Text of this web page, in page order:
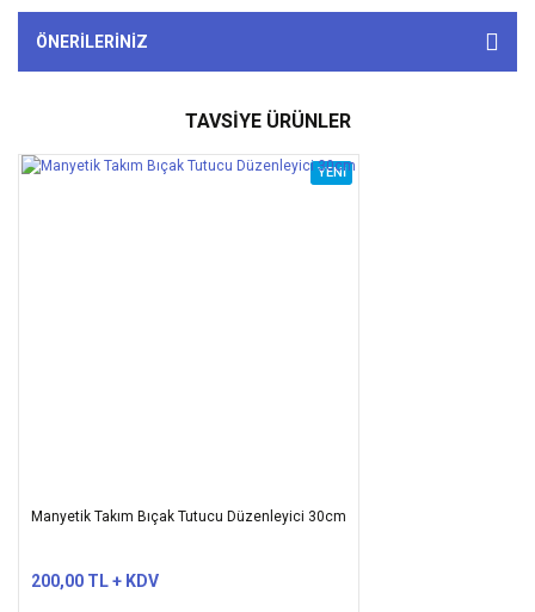
ÖNERILERINIZ
TAVSİYE ÜRÜNLER
YENİ
Manyetik Takım Bıçak Tutucu Düzenleyici 30cm
200,00 TL + KDV